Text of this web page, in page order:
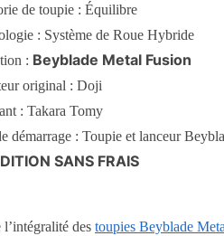
de toupie : Équilibre
: Système de Roue Hybride
: Beyblade Metal Fusion
original : Doji
: Takara Tomy
démarrage : Toupie et lanceur
SANS FRAIS
l’intégralité destoupies Beyblade